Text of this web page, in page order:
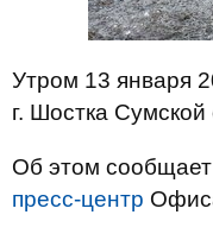
Утром 13 января
г. Шостка Сумской
Об этом сообщает
пресс-центр